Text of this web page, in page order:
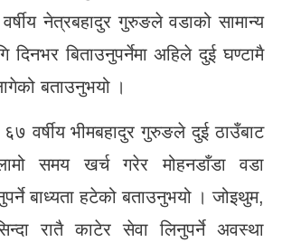
नेत्रबहादुर गुरुङले वडाको सामान्य
दिनभर बिताउनुपर्नेमा अहिले दुई घण्टामै
बताउनुभयो ।
वर्षीय भीमबहादुर गुरुङले दुई ठाउँबाट
समय खर्च गरेर मोहनडाँडा वडा
बाध्यता हटेको बताउनुभयो । जोइथुम,
रातै काटेर सेवा लिनुपर्ने अवस्था